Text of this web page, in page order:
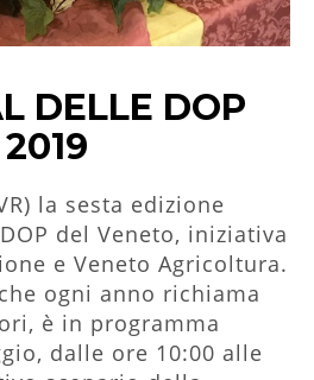
DELLE DOP
2019
la sesta edizione
del Veneto, iniziativa
e Veneto Agricoltura.
ogni anno richiama
è in programma
dalle ore 10:00 alle